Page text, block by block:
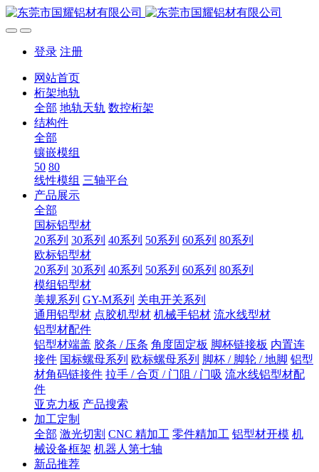
登录 注册
网站首页
桁架地轨
全部 地轨天轨 数控桁架
结构件
全部
镶嵌模组
50 80
线性模组 三轴平台
产品展示
全部
国标铝型材
20系列 30系列 40系列 50系列 60系列 80系列
欧标铝型材
20系列 30系列 40系列 50系列 60系列 80系列
模组铝型材
美规系列 GY-M系列 关电开关系列
通用铝型材 点胶机型材 机械手铝材 流水线型材
铝型材配件
铝型材端盖 胶条 / 压条 角度固定板 脚杯链接板 内置连
接件 国标螺母系列 欧标螺母系列 脚杯 / 脚轮 / 地脚 铝型
材角码链接件 拉手 / 合页 / 门阻 / 门吸 流水线铝型材配
件
亚克力板 产品搜索
加工定制
全部 激光切割 CNC 精加工 零件精加工 铝型材开模 机
械设备框架 机器人第七轴
新品推荐